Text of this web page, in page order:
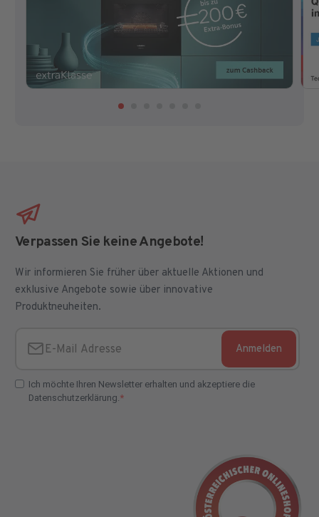
Verpassen Sie keine Angebote!
Wir informieren Sie früher über aktuelle Aktionen und
exklusive Angebote sowie über innovative
Produktneuheiten.
Ich möchte Ihren Newsletter erhalten und akzeptiere die
Datenschutzerklärung.
Anmelden